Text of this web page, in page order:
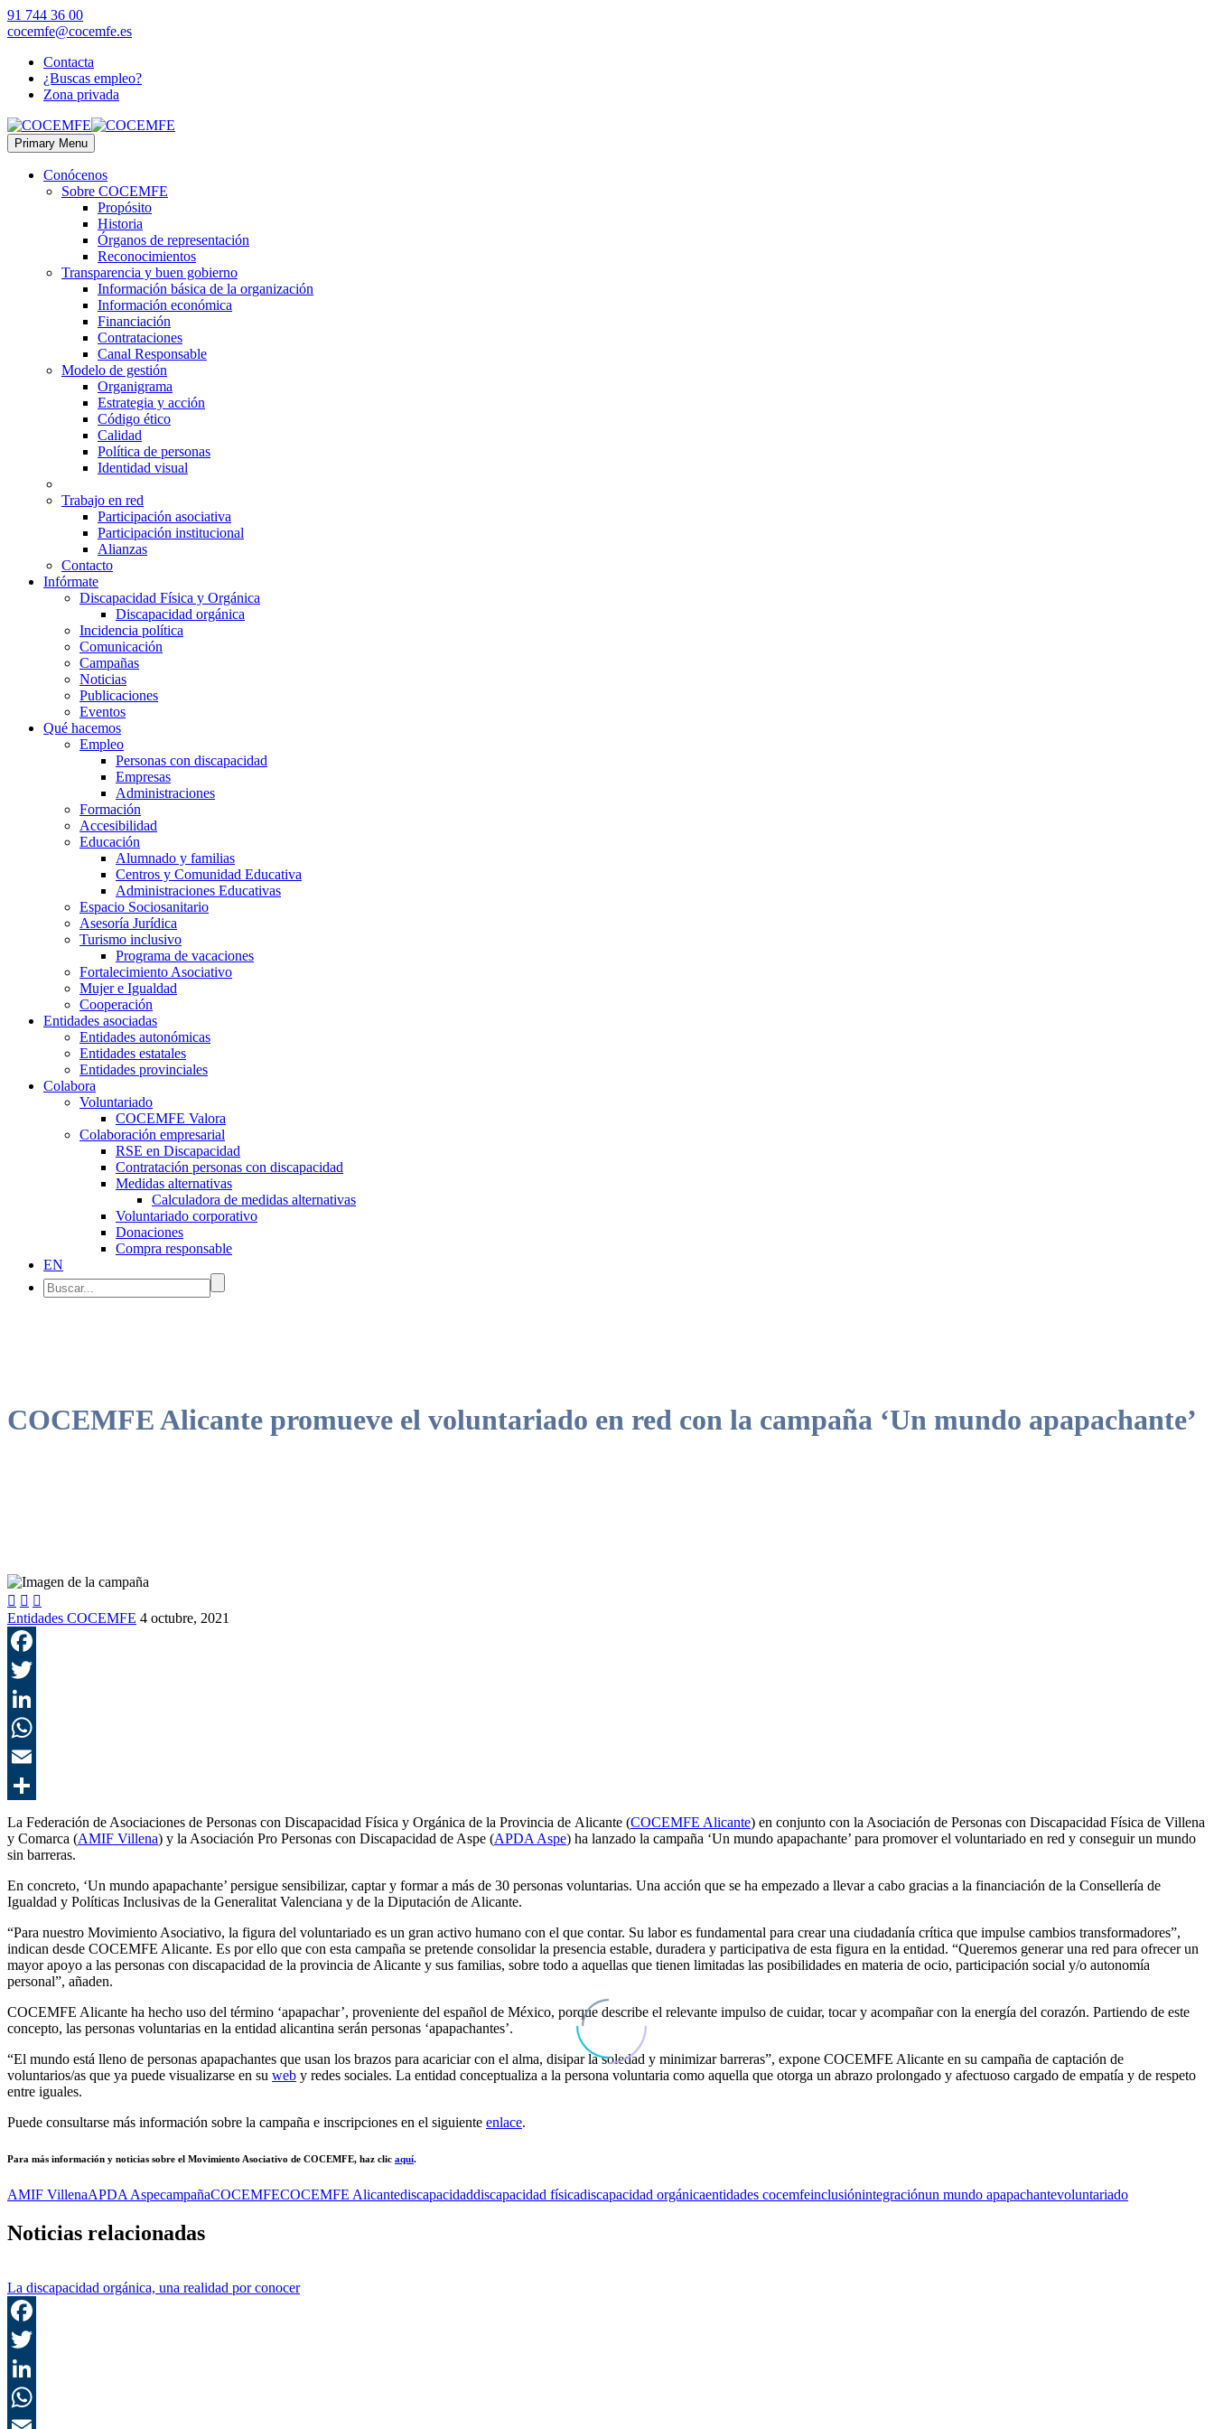
91 744 36 00
cocemfe@cocemfe.es
Contacta
¿Buscas empleo?
Zona privada
Primary Menu
Conócenos
Sobre COCEMFE
Propósito
Historia
Órganos de representación
Reconocimientos
Transparencia y buen gobierno
Información básica de la organización
Información económica
Financiación
Contrataciones
Canal Responsable
Modelo de gestión
Organigrama
Estrategia y acción
Código ético
Calidad
Política de personas
Identidad visual
Trabajo en red
Participación asociativa
Participación institucional
Alianzas
Contacto
Infórmate
Discapacidad Física y Orgánica
Discapacidad orgánica
Incidencia política
Comunicación
Campañas
Noticias
Publicaciones
Eventos
Qué hacemos
Empleo
Personas con discapacidad
Empresas
Administraciones
Formación
Accesibilidad
Educación
Alumnado y familias
Centros y Comunidad Educativa
Administraciones Educativas
Espacio Sociosanitario
Asesoría Jurídica
Turismo inclusivo
Programa de vacaciones
Fortalecimiento Asociativo
Mujer e Igualdad
Cooperación
Entidades asociadas
Entidades autonómicas
Entidades estatales
Entidades provinciales
Colabora
Voluntariado
COCEMFE Valora
Colaboración empresarial
RSE en Discapacidad
Contratación personas con discapacidad
Medidas alternativas
Calculadora de medidas alternativas
Voluntariado corporativo
Donaciones
Compra responsable
EN
COCEMFE Alicante promueve el voluntariado en red con la campaña ‘Un mundo apapachante’
  
Entidades COCEMFE 4 octubre, 2021
La Federación de Asociaciones de Personas con Discapacidad Física y Orgánica de la Provincia de Alicante (COCEMFE Alicante) en conjunto con la Asociación de Personas con Discapacidad Física de Villena
y Comarca (AMIF Villena) y la Asociación Pro Personas con Discapacidad de Aspe (APDA Aspe) ha lanzado la campaña ‘Un mundo apapachante’ para promover el voluntariado en red y conseguir un mundo
sin barreras.
En concreto, ‘Un mundo apapachante’ persigue sensibilizar, captar y formar a más de 30 personas voluntarias. Una acción que se ha empezado a llevar a cabo gracias a la financiación de la Consellería de
Igualdad y Políticas Inclusivas de la Generalitat Valenciana y de la Diputación de Alicante.
“Para nuestro Movimiento Asociativo, la figura del voluntariado es un gran activo humano con el que contar. Su labor es fundamental para crear una ciudadanía crítica que impulse cambios transformadores”,
indican desde COCEMFE Alicante. Es por ello que con esta campaña se pretende consolidar la presencia estable, duradera y participativa de esta figura en la entidad. “Queremos generar una red para ofrecer un
mayor apoyo a las personas con discapacidad de la provincia de Alicante y sus familias, sobre todo a aquellas que tienen limitadas las posibilidades en materia de ocio, participación social y/o autonomía
personal”, añaden.
COCEMFE Alicante ha hecho uso del término ‘apapachar’, proveniente del español de México, porque describe el relevante impulso de cuidar, tocar y acompañar con la energía del corazón. Partiendo de este
concepto, las personas voluntarias en la entidad alicantina serán personas ‘apapachantes’.
“El mundo está lleno de personas apapachantes que usan los brazos para acariciar con el alma, disipar la soledad y minimizar barreras”, expone COCEMFE Alicante en su campaña de captación de
voluntarios/as que ya puede visualizarse en su web y redes sociales. La entidad conceptualiza a la persona voluntaria como aquella que otorga un abrazo prolongado y afectuoso cargado de empatía y de respeto
entre iguales.
Puede consultarse más información sobre la campaña e inscripciones en el siguiente enlace.
Para más información y noticias sobre el Movimiento Asociativo de COCEMFE, haz clic aquí.
AMIF VillenaAPDA AspecampañaCOCEMFECOCEMFE Alicantediscapacidaddiscapacidad físicadiscapacidad orgánicaentidades cocemfeinclusiónintegraciónun mundo apapachantevoluntariado
Noticias relacionadas
La discapacidad orgánica, una realidad por conocer